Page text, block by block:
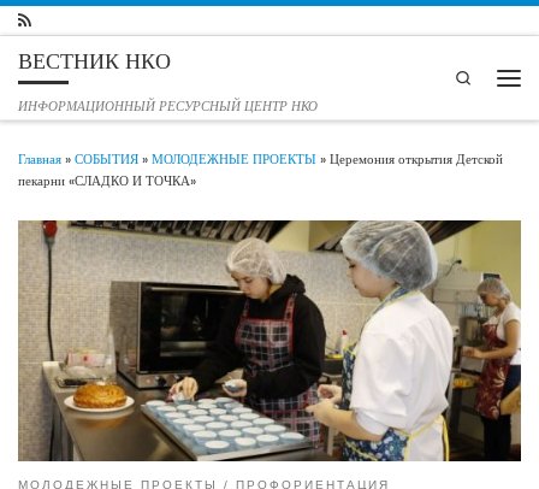
Перейти к содержимому
ВЕСТНИК НКО
ИНФОРМАЦИОННЫЙ РЕСУРСНЫЙ ЦЕНТР НКО
Search
Главная»СОБЫТИЯ»МОЛОДЕЖНЫЕ ПРОЕКТЫ»Церемония открытия Детской
пекарни «СЛАДКО И ТОЧКА»
МОЛОДЕЖНЫЕ ПРОЕКТЫ ПРОФОРИЕНТАЦИЯ